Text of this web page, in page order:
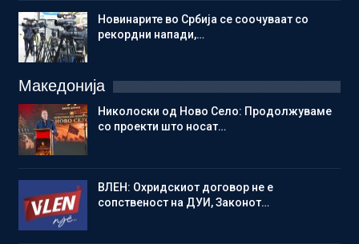
Новинарите во Србија се соочуваат со
рекордни напади,…
Македонија
Николоски од Ново Село: Продолжуваме
со проекти што носат…
ВЛЕН: Охридскиот договор не е
сопственост на ДУИ, Законот…